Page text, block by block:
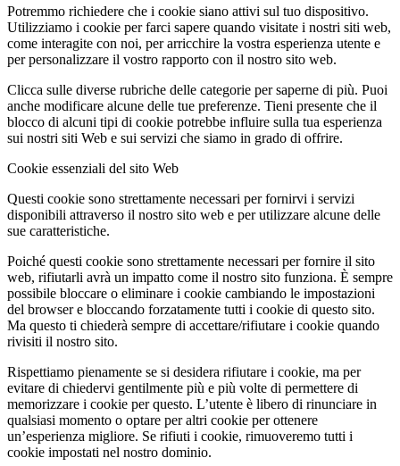
Potremmo richiedere che i cookie siano attivi sul tuo dispositivo.
Utilizziamo i cookie per farci sapere quando visitate i nostri siti web,
come interagite con noi, per arricchire la vostra esperienza utente e
per personalizzare il vostro rapporto con il nostro sito web.
Clicca sulle diverse rubriche delle categorie per saperne di più. Puoi
anche modificare alcune delle tue preferenze. Tieni presente che il
blocco di alcuni tipi di cookie potrebbe influire sulla tua esperienza
sui nostri siti Web e sui servizi che siamo in grado di offrire.
Cookie essenziali del sito Web
Questi cookie sono strettamente necessari per fornirvi i servizi
disponibili attraverso il nostro sito web e per utilizzare alcune delle
sue caratteristiche.
Poiché questi cookie sono strettamente necessari per fornire il sito
web, rifiutarli avrà un impatto come il nostro sito funziona. È sempre
possibile bloccare o eliminare i cookie cambiando le impostazioni
del browser e bloccando forzatamente tutti i cookie di questo sito.
Ma questo ti chiederà sempre di accettare/rifiutare i cookie quando
rivisiti il nostro sito.
Rispettiamo pienamente se si desidera rifiutare i cookie, ma per
evitare di chiedervi gentilmente più e più volte di permettere di
memorizzare i cookie per questo. L’utente è libero di rinunciare in
qualsiasi momento o optare per altri cookie per ottenere
un’esperienza migliore. Se rifiuti i cookie, rimuoveremo tutti i
cookie impostati nel nostro dominio.